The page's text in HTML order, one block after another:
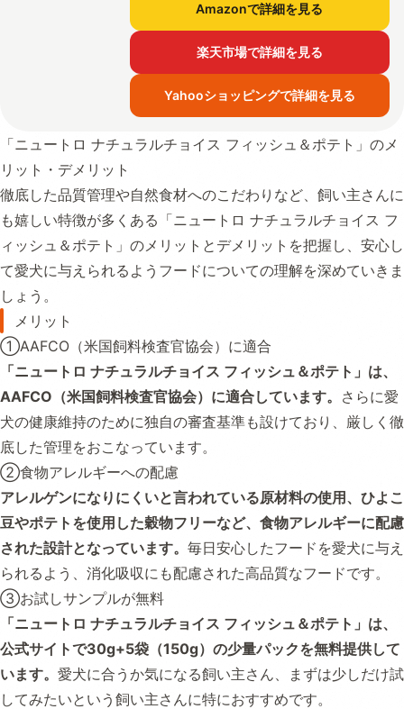
Amazonで詳細を見る
楽天市場で詳細を見る
Yahooショッピングで詳細を見る
「ニュートロ ナチュラルチョイス フィッシュ＆ポテト」のメ
リット・デメリット
徹底した品質管理や自然食材へのこだわりなど、飼い主さんに
も嬉しい特徴が多くある「ニュートロ ナチュラルチョイス フ
ィッシュ＆ポテト」のメリットとデメリットを把握し、安心し
て愛犬に与えられるようフードについての理解を深めていきま
しょう。
メリット
①AAFCO（米国飼料検査官協会）に適合
「ニュートロ ナチュラルチョイス フィッシュ＆ポテト」は、
AAFCO（米国飼料検査官協会）に適合しています。 さらに愛
犬の健康維持のために独自の審査基準も設けており、厳しく徹
底した管理をおこなっています。
②食物アレルギーへの配慮
アレルゲンになりにくいと言われている原材料の使用、ひよこ
豆やポテトを使用した穀物フリーなど、食物アレルギーに配慮
された設計となっています。 毎日安心したフードを愛犬に与え
られるよう、消化吸収にも配慮された高品質なフードです。
③お試しサンプルが無料
「ニュートロ ナチュラルチョイス フィッシュ＆ポテト」は、
公式サイトで30g+5袋（150g）の少量パックを無料提供して
います。 愛犬に合うか気になる飼い主さん、まずは少しだけ試
してみたいという飼い主さんに特におすすめです。